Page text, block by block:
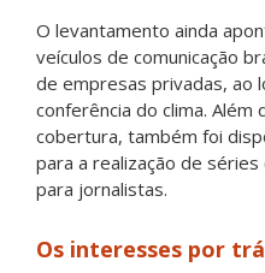
O levantamento ainda
veículos de comunicação
de empresas privadas, ao
conferência do clima.
cobertura, também foi
para a realização de
para jornalistas.
Os interesses por